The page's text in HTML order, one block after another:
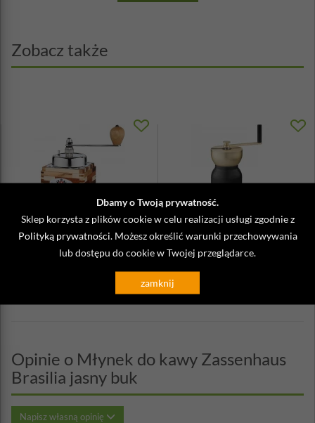
Dbamy o Twoją prywatność.
Sklep korzysta z plików cookie w celu realizacji usługi zgodnie z
Polityką prywatności . Możesz określić warunki przechowywania
lub dostępu do cookie w Twojej przeglądarce.
zamknij
Zobacz także
Młynek do kawy drewniany z
korbką Zassenhaus Montevideo
Młynek do kawy ręczny Collar
Stelton
Opinie o Młynek do kawy Zassenhaus
Brasilia jasny buk
Napisz własną opinię